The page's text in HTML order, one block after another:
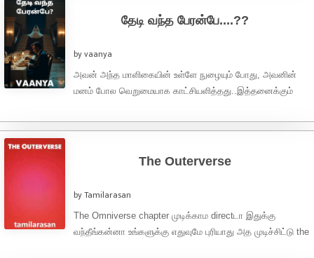
தேடி வந்த பேரன்பே....??
by vaanya
அவன் அந்த மாளிகையின் உள்ளே நுழையும் போது, அவனின்
மனம் போல வெறுமையாக காட்சியளித்தது..இத்தனைக்கும்
அவரவர் தங்களின் இரவு ...
The Outerverse
by Tamilarasan
The Omniverse chapter முடிக்காம directடா இதுக்கு
வந்தீங்கன்னா உங்களுக்கு எதுவுமே புரியாது அத முடிச்சிட்டு the